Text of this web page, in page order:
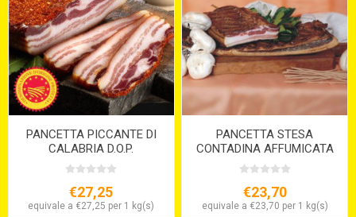
PANCETTA PICCANTE DI
CALABRIA D.O.P.
€27,25
equivale a €27,25 per 1 kg(s)
PANCETTA STESA
CONTADINA AFFUMICATA
€23,70
equivale a €23,70 per 1 kg(s)